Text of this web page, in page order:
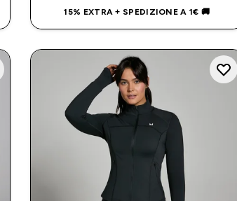
15% EXTRA + SPEDIZIONE A 1€ 🚚